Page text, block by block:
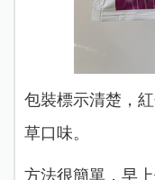
包裝標示清楚，
草口味。
方法很簡單，早